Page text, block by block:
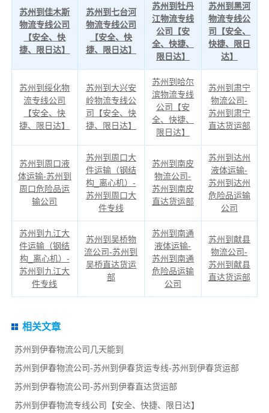
苏州到佳木斯
物流专线公司
【安全、快
捷、限日达】
苏州到七台河
物流专线公司
【安全、快
捷、限日达】
苏州到牡丹
江物流专线
公司【安
全、快捷、
限日达】
苏州到黑河
物流专线公
司【安全、
快捷、限日
达】
苏州到绥化物
流专线公司
【安全、快
捷、限日达】
苏州到大兴安
岭物流专线公
司【安全、快
捷、限日达】
苏州到哈尔
滨物流专线
公司【安
全、快捷、
限日达】
苏州到肃宁
物流公司-
苏州到肃宁
直达货运部
苏州到周口液
体运输-苏州到
周口危险品运
输公司
苏州到周口大
件运输（钢结
构_离心机）-
苏州到周口大
件专线
苏州到南皮
物流公司-
苏州到南皮
直达货运部
苏州到达州
液体运输-
苏州到达州
危险品运输
公司
苏州到九江大
件运输（钢结
构_离心机）-
苏州到九江大
件专线
苏州到吴桥物
流公司-苏州到
吴桥直达货运
部
苏州到南通
液体运输-
苏州到南通
危险品运输
公司
苏州到献县
物流公司-
苏州到献县
直达货运部
相关文章
苏州到伊春物流公司几天能到
苏州到伊春物流公司-苏州到伊春货运专线-苏州到伊春货运部
苏州到伊春物流公司-苏州到伊春直达货运部
苏州到伊春物流专线公司【安全、快捷、限日达】